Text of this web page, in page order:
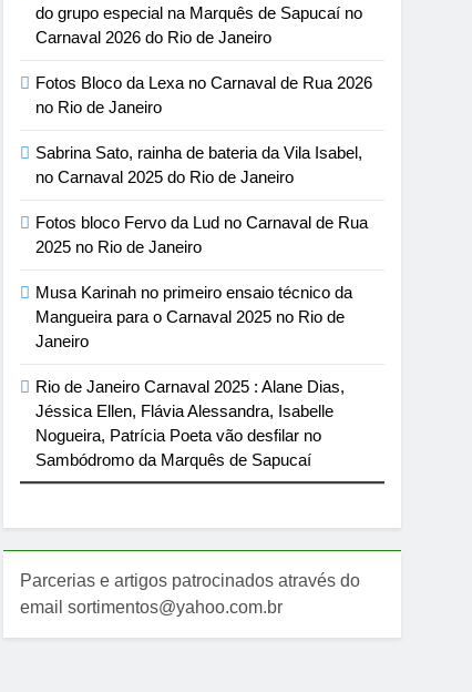
do grupo especial na Marquês de Sapucaí no
Carnaval 2026 do Rio de Janeiro
Fotos Bloco da Lexa no Carnaval de Rua 2026
no Rio de Janeiro
Sabrina Sato, rainha de bateria da Vila Isabel,
no Carnaval 2025 do Rio de Janeiro
Fotos bloco Fervo da Lud no Carnaval de Rua
2025 no Rio de Janeiro
Musa Karinah no primeiro ensaio técnico da
Mangueira para o Carnaval 2025 no Rio de
Janeiro
Rio de Janeiro Carnaval 2025 : Alane Dias,
Jéssica Ellen, Flávia Alessandra, Isabelle
Nogueira, Patrícia Poeta vão desfilar no
Sambódromo da Marquês de Sapucaí
Parcerias e artigos patrocinados através do
email sortimentos@yahoo.com.br